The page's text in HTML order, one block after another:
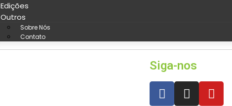
Edições
Outros
Sobre Nós
Contato
Siga-nos